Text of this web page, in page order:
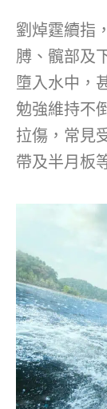
劉焯霆續指
膊、髖部及
墮入水中，
勉強維持不
拉傷，常見
帶及半月板